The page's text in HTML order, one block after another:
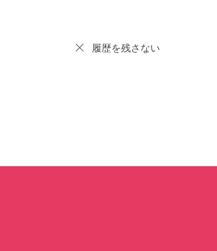
履歴を残さない